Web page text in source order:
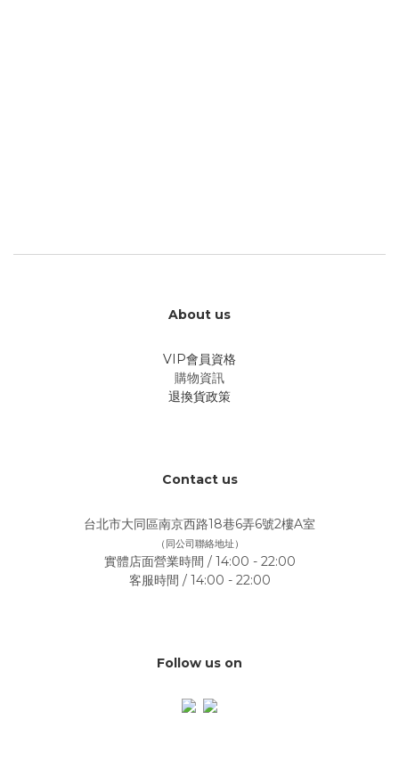
About us
VIP會員資格
購物資訊
退換貨政策
Contact us
台北市大同區南京西路18巷6弄6號2樓A室
（同公司聯絡地址）
實體店面營業時間 / 14:00 - 22:00
客服時間 / 14:00 - 22:00
Follow us on